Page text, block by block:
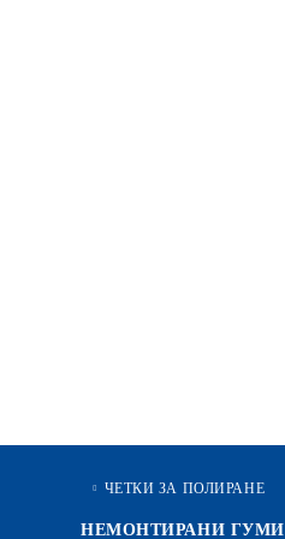
ЧЕТКИ ЗА ПОЛИРАНЕ
НЕМОНТИРАНИ ГУМИ